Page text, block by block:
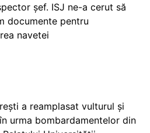
șef. ISJ ne-a cerut să
documente pentru
navetei
a reamplasat vulturul și
urma bombardamentelor din